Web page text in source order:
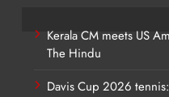
Kerala CM meets US
The Hindu
Davis Cup 2026